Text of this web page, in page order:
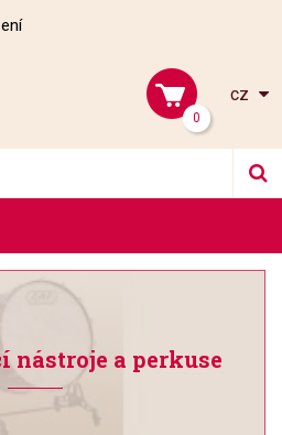
0
cz
nástroje a perkuse